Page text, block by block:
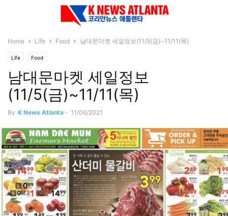
Home Life Food 남대문마켓 세일정보(11/5(금)~11/11(목)
Life Food
남대문마켓 세일정보
(11/5(금)~11/11(목)
By K News Atlanta - 11/06/2021